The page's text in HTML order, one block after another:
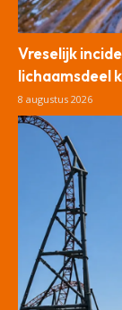
Vreselijk
lichaamsdeel
8 augustus 2026